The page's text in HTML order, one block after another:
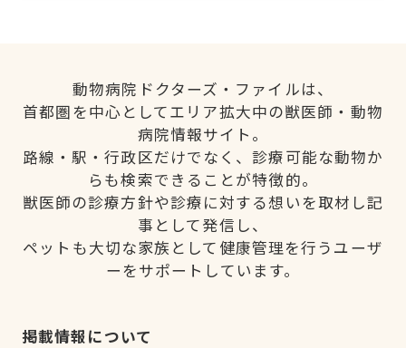
動物病院ドクターズ・ファイルは、
首都圏を中心としてエリア拡大中の獣医師・動物
病院情報サイト。
路線・駅・行政区だけでなく、診療可能な動物か
らも検索できることが特徴的。
獣医師の診療方針や診療に対する想いを取材し記
事として発信し、
ペットも大切な家族として健康管理を行うユーザ
ーをサポートしています。
掲載情報について